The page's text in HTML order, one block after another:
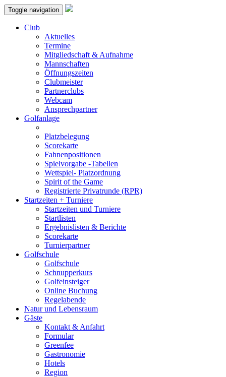
Toggle navigation
Club
Aktuelles
Termine
Mitgliedschaft & Aufnahme
Mannschaften
Öffnungszeiten
Clubmeister
Partnerclubs
Webcam
Ansprechpartner
Golfanlage
Platzbelegung
Scorekarte
Fahnenpositionen
Spielvorgabe -Tabellen
Wettspiel- Platzordnung
Spirit of the Game
Registrierte Privatrunde (RPR)
Startzeiten + Turniere
Startzeiten und Turniere
Startlisten
Ergebnislisten & Berichte
Scorekarte
Turnierpartner
Golfschule
Golfschule
Schnupperkurs
Golfeinsteiger
Online Buchung
Regelabende
Natur und Lebensraum
Gäste
Kontakt & Anfahrt
Formular
Greenfee
Gastronomie
Hotels
Region